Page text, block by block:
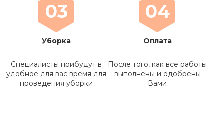
03
Уборка
Специалисты прибудут в
удобное для вас время для
проведения уборки
04
Оплата
После того, как все работы
выполнены и одобрены
Вами